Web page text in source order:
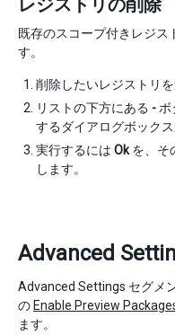
既存のスコープ付きレジス
す。
削除したいレジストリを
リストの下方にある - ボ
するダイアログボックス
実行するには Okを、そ
します。
Advanced
Advanced Settings セグメ
のEnable Preview
ます。